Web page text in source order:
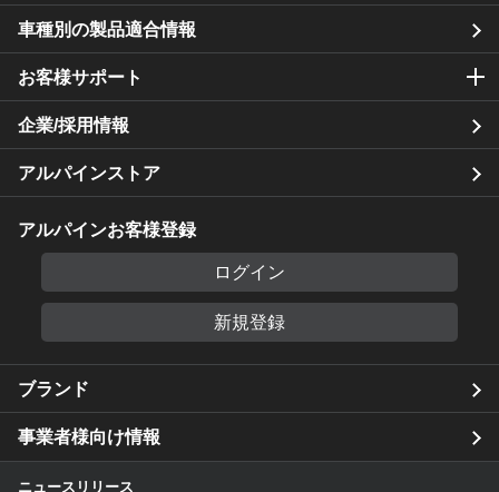
車種別の製品適合情報
お客様サポート
企業/採用情報
アルパインストア
アルパインお客様登録
ログイン
新規登録
ブランド
事業者様向け情報
ニュースリリース